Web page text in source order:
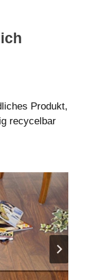
Produkt,
recycelbar